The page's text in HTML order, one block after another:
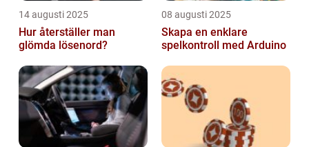
14 augusti 2025
Hur återställer man
glömda lösenord?
08 augusti 2025
Skapa en enklare
spelkontroll med Arduino